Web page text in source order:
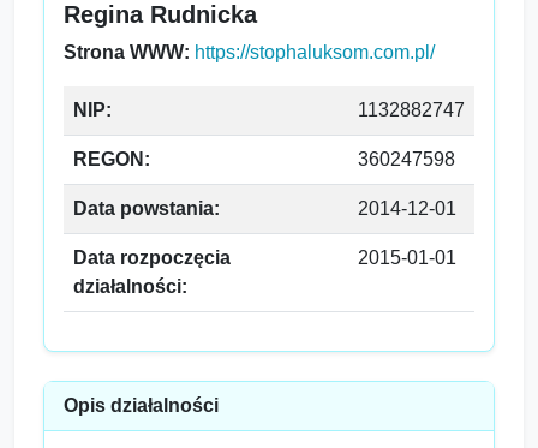
Regina Rudnicka
Strona WWW: https://stophaluksom.com.pl/
NIP: 1132882747
REGON: 360247598
Data powstania: 2014-12-01
Data rozpoczęcia
działalności:
2015-01-01
Opis działalności